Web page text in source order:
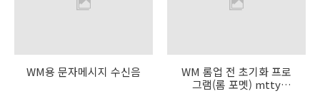
WM용 문자메시지 수신음
WM 롬업 전 초기화 프로
그램(롬 포멧) mtty